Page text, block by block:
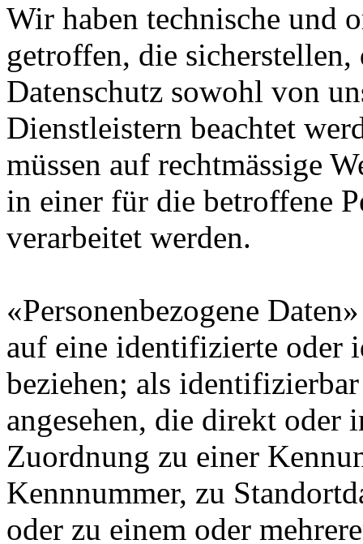
Wir haben technische und
getroffen, die
Datenschutz sowohl von
Dienstleistern beachtet
müssen auf rechtmässige
in einer für die betroffene
verarbeitet werden.
«Personenbezogene
auf eine identifizierte oder
beziehen; als
angesehen, die direkt oder
Zuordnung zu einer
Kennnummer, zu
oder zu einem oder